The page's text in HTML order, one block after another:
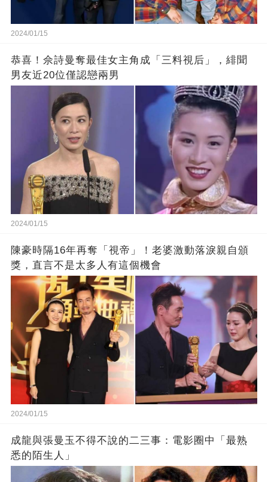
2024/01/15
恭喜！佘詩曼奪最佳女主角成「三料視后」，緋聞
男友近20位僅認戀兩男
2024/01/15
陳豪時隔16年再奪「視帝」！老婆激動落淚親自頒
獎，直言不是太多人有這個機會
2024/01/15
成龍與張曼玉不得不說的二三事：電影圈中「最熟
悉的陌生人」